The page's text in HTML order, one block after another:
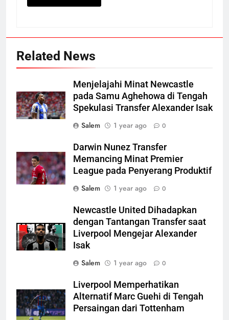
Related News
Menjelajahi Minat Newcastle
pada Samu Aghehowa di Tengah
Spekulasi Transfer Alexander Isak
Salem
1 year ago 0
Darwin Nunez Transfer
Memancing Minat Premier
League pada Penyerang Produktif
Salem
1 year ago 0
Newcastle United Dihadapkan
dengan Tantangan Transfer saat
Liverpool Mengejar Alexander
Isak
Salem
1 year ago 0
Liverpool Memperhatikan
Alternatif Marc Guehi di Tengah
Persaingan dari Tottenham